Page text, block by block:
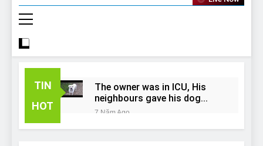
TIN
HOT
The owner was in ICU, His
neighbours gave his dog
away!
7 Năm Ago